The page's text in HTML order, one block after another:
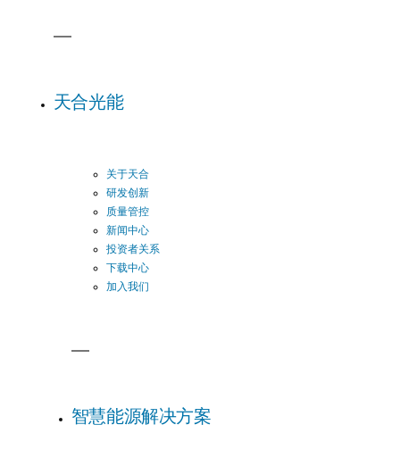
天合光能
关于天合
研发创新
质量管控
新闻中心
投资者关系
下载中心
加入我们
智慧能源解决方案